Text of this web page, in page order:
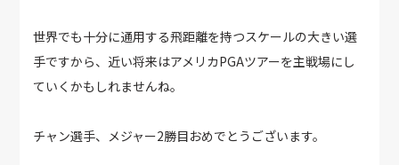
世界でも十分に通用する飛距離を持つスケールの大きい選
手ですから、近い将来はアメリカPGAツアーを主戦場にし
ていくかもしれませんね。
チャン選手、メジャー2勝目おめでとうございます。